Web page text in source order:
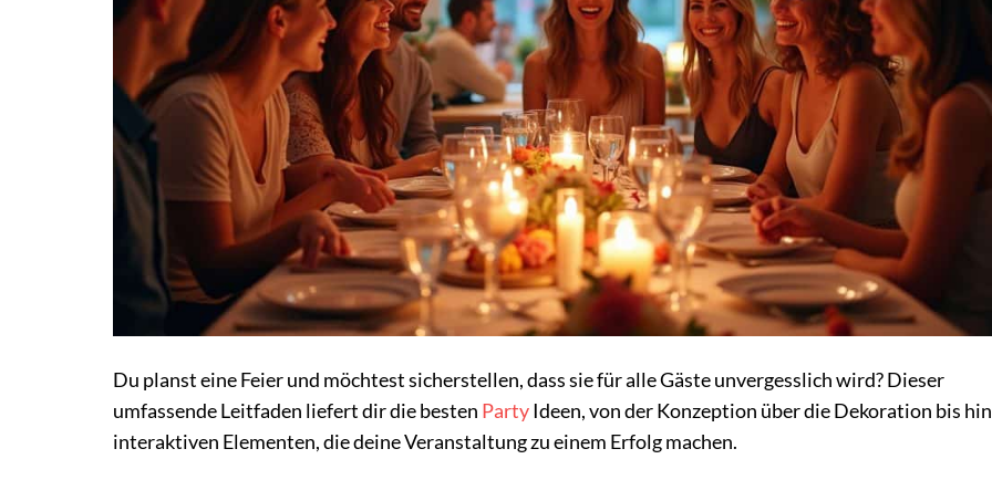
Du planst eine Feier und möchtest sicherstellen, dass sie für alle Gäste unvergesslich wird? Dieser
umfassende Leitfaden liefert dir die besten PartyIdeen, von der Konzeption über die Dekoration bis
interaktiven Elementen, die deine Veranstaltung zu einem Erfolg machen.